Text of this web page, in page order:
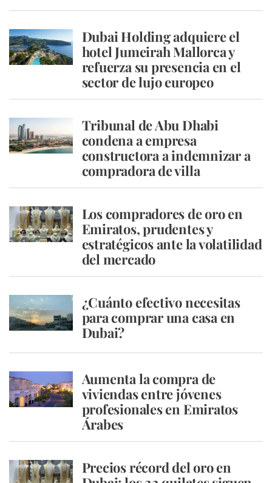
Dubai Holding adquiere el
hotel Jumeirah Mallorca y
refuerza su presencia en el
sector de lujo europeo
Tribunal de Abu Dhabi
condena a empresa
constructora a indemnizar a
compradora de villa
Los compradores de oro en
Emiratos, prudentes y
estratégicos ante la volatilidad
del mercado
¿Cuánto efectivo necesitas
para comprar una casa en
Dubai?
Aumenta la compra de
viviendas entre jóvenes
profesionales en Emiratos
Árabes
Precios récord del oro en